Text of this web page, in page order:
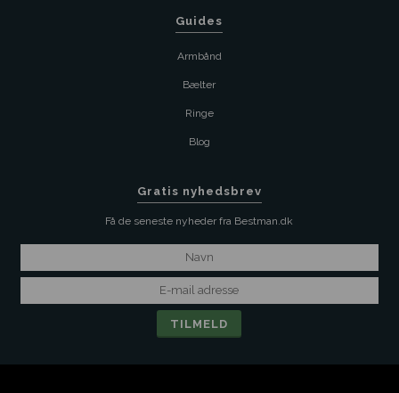
Guides
Armbånd
Bælter
Ringe
Blog
Gratis nyhedsbrev
Få de seneste nyheder fra Bestman.dk